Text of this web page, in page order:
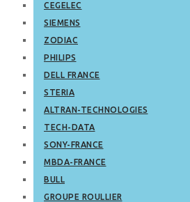
CEGELEC
SIEMENS
ZODIAC
PHILIPS
DELL FRANCE
STERIA
ALTRAN-TECHNOLOGIES
TECH-DATA
SONY-FRANCE
MBDA-FRANCE
BULL
GROUPE ROULLIER